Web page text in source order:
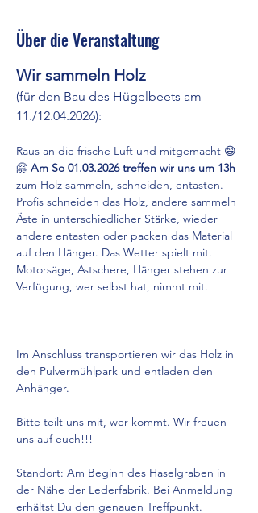
Über die Veranstaltung
Wir sammeln Holz
(für den Bau des Hügelbeets am
11./12.04.2026):
Raus an die frische Luft und mitgemacht 😄
🤗 Am So 01.03.2026 treffen wir uns um 13h
zum Holz sammeln, schneiden, entasten.
Profis schneiden das Holz, andere sammeln
Äste in unterschiedlicher Stärke, wieder
andere entasten oder packen das Material
auf den Hänger. Das Wetter spielt mit.
Motorsäge, Astschere, Hänger stehen zur
Verfügung, wer selbst hat, nimmt mit.
Im Anschluss transportieren wir das Holz in
den Pulvermühlpark und entladen den
Anhänger.
Bitte teilt uns mit, wer kommt. Wir freuen
uns auf euch!!!
Standort: Am Beginn des Haselgraben in
der Nähe der Lederfabrik. Bei Anmeldung
erhältst Du den genauen Treffpunkt.